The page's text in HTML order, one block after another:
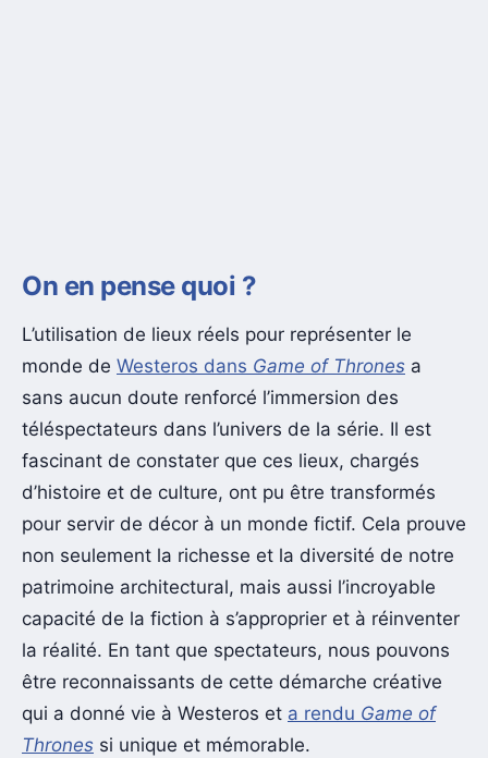
On en pense quoi ?
L’utilisation de lieux réels pour représenter le
monde de Westeros dans Game of Thrones a
sans aucun doute renforcé l’immersion des
téléspectateurs dans l’univers de la série. Il est
fascinant de constater que ces lieux, chargés
d’histoire et de culture, ont pu être transformés
pour servir de décor à un monde fictif. Cela prouve
non seulement la richesse et la diversité de notre
patrimoine architectural, mais aussi l’incroyable
capacité de la fiction à s’approprier et à réinventer
la réalité. En tant que spectateurs, nous pouvons
être reconnaissants de cette démarche créative
qui a donné vie à Westeros et a rendu Game of
Thrones si unique et mémorable.